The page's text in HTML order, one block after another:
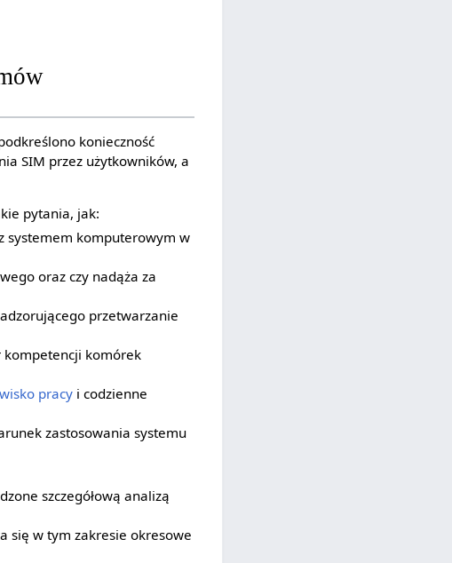
konieczność
SIM przez użytkowników, a
pytania, jak:
systemem komputerowym w
oraz czy nadąża za
przetwarzanie
kompetencji komórek
pracy i codzienne
zastosowania systemu
szczegółową analizą
się w tym zakresie okresowe